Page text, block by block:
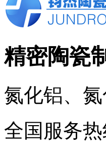
精密陶瓷
氮化铝、
全国服务